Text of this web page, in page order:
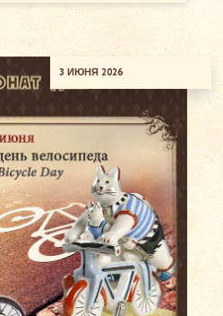
3 ИЮНЯ 2026